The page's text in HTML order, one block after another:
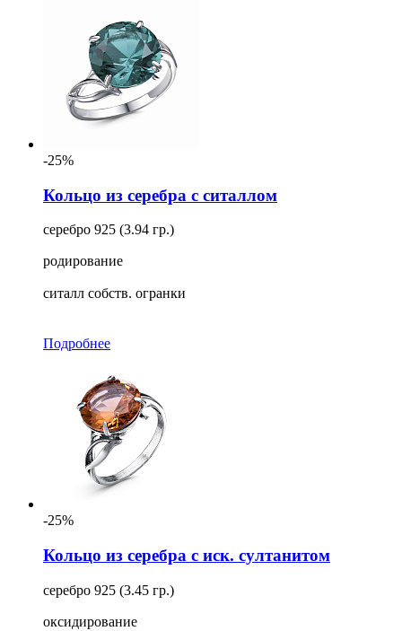
-25%
Кольцо из серебра с ситаллом
серебро 925 (3.94 гр.)
родирование
ситалл собств. огранки
Подробнее
-25%
Кольцо из серебра с иск. султанитом
серебро 925 (3.45 гр.)
оксидирование